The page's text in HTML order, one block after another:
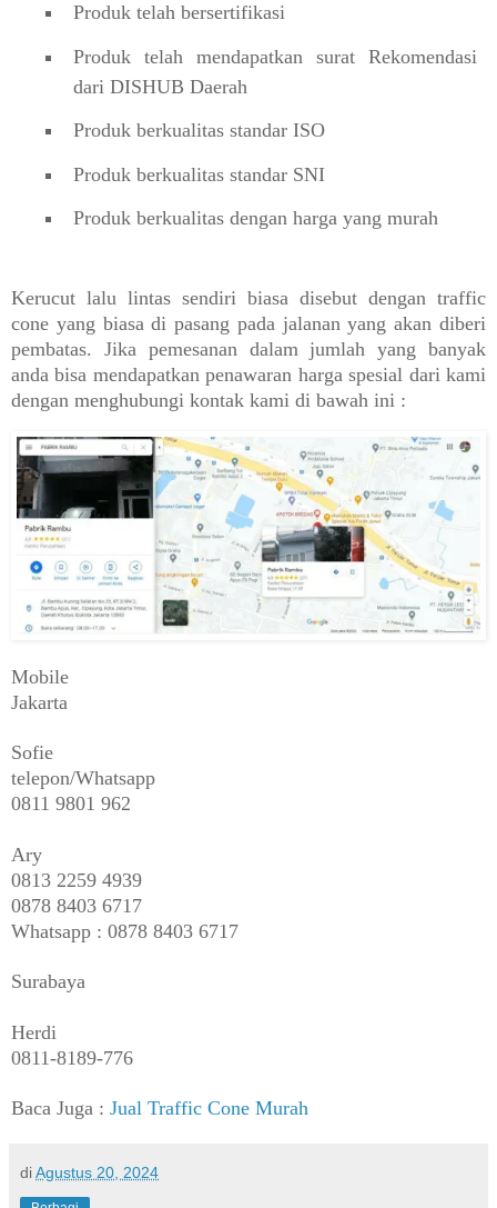
Produk telah bersertifikasi
Produk telah mendapatkan surat Rekomendasi
dari DISHUB Daerah
Produk berkualitas standar ISO
Produk berkualitas standar SNI
Produk berkualitas dengan harga yang murah
Kerucut lalu lintas sendiri biasa disebut dengan traffic
cone yang biasa di pasang pada jalanan yang akan diberi
pembatas. Jika pemesanan dalam jumlah yang banyak
anda bisa mendapatkan penawaran harga spesial dari kami
dengan menghubungi kontak kami di bawah ini :
Mobile
Jakarta
Sofie
telepon/Whatsapp
0811 9801 962
Ary
0813 2259 4939
0878 8403 6717
Whatsapp : 0878 8403 6717
Surabaya
Herdi
0811-8189-776
Baca Juga : Jual Traffic Cone Murah
diAgustus 20, 2024